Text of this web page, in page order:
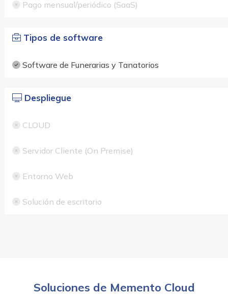
Pago mensual/periódico (SaaS)
Tipos de software
Software de Funerarias y Tanatorios
Despliegue
CLOUD
Servidor Cliente (On Premise)
Entorno Web
Solución de escritorio
Soluciones de Memento Cloud